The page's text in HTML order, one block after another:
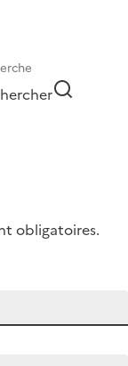
obligatoires.